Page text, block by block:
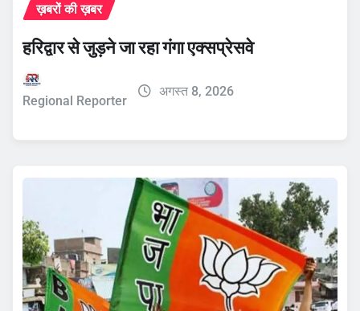
ख़बरों की ख़बर
हरिद्वार से जुड़ने जा रहा गंगा एक्सप्रेसवे
Regional Reporter
अगस्त 8, 2026